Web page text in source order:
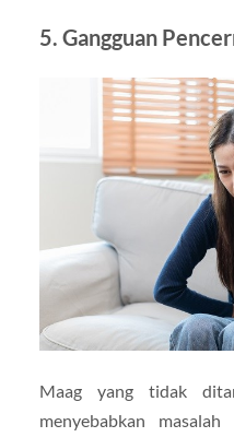
5. Gangguan
Maag yang tidak
menyebabkan